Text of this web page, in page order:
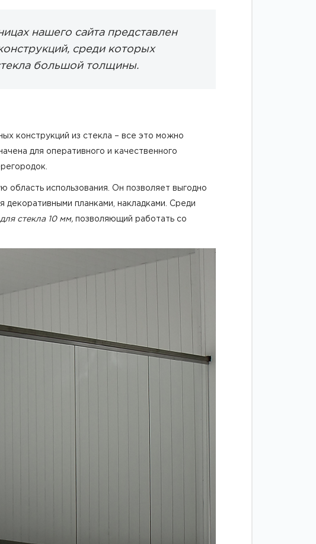
нашего сайта представлен
среди которых
большой толщины.
конструкций из стекла – все это можно
для оперативного и качественного
использования. Он позволяет выгодно
планками, накладками. Среди
стекла 10 мм, позволяющий работать со